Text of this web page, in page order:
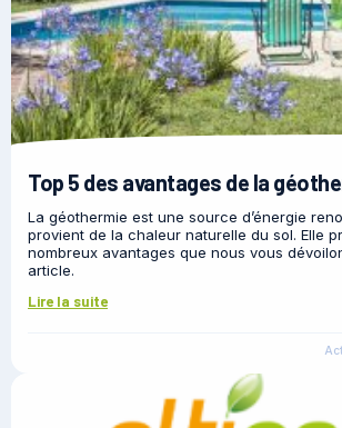
Top 5 des avantages de la
La géothermie est une source d’énergie
provient de la chaleur naturelle du sol. Elle
nombreux avantages que nous vous
article.
Lire la suite